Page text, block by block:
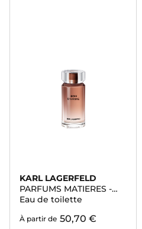
KARL LAGERFELD
PARFUMS MATIERES -
BOIS D'AMBRE
Eau de toilette
À partir de 50,70 €